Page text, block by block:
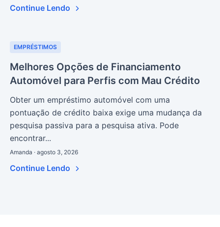
Continue Lendo
EMPRÉSTIMOS
Melhores Opções de Financiamento
Automóvel para Perfis com Mau Crédito
Obter um empréstimo automóvel com uma
pontuação de crédito baixa exige uma mudança da
pesquisa passiva para a pesquisa ativa. Pode
encontrar...
Amanda · agosto 3, 2026
Continue Lendo